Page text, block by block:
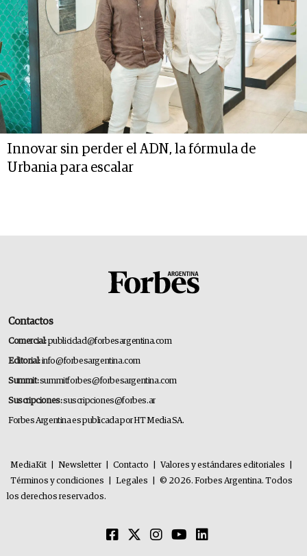
Innovar sin perder el ADN, la fórmula de
Urbania para escalar
Contactos
Comercial:publicidad@forbesargentina.com
Editorial:info@forbesargentina.com
Summit:summitforbes@forbesargentina.com
Suscripciones:suscripciones@forbes.ar
Forbes Argentina es publicada por HT Media SA.
MediaKit Newsletter Contacto Valores y estándares editoriales
Términos y condiciones
Legales
© 2026. Forbes Argentina. Todos
los derechos reservados.